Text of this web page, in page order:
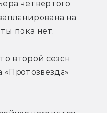
четвертого
на
пока нет.
второй сезон